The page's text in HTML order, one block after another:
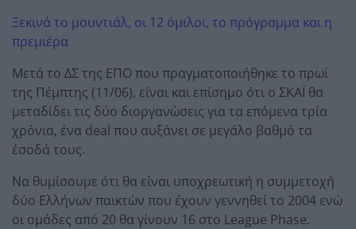
Ξεκινά το μουντιάλ, οι 12 όμιλοι, το πρόγραμμα και η
πρεμιέρα
Μετά το ΔΣ της ΕΠΟ που πραγματοποιήθηκε το πρωί
της Πέμπτης (11/06), είναι και επίσημο ότι ο ΣΚΑΪ θα
μεταδίδει τις δύο διοργανώσεις για τα επόμενα τρία
χρόνια, ένα deal που αυξάνει σε μεγάλο βαθμό τα
έσοδά τους.
Να θυμίσουμε ότι θα είναι υποχρεωτική η συμμετοχή
δύο Ελλήνων παικτών που έχουν γεννηθεί το 2004 ενώ
οι ομάδες από 20 θα γίνουν 16 στο League Phase.